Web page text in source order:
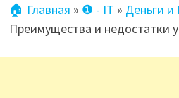
🏠 Главная » ❶ - IT » Деньги и
Преимущества и недостатки